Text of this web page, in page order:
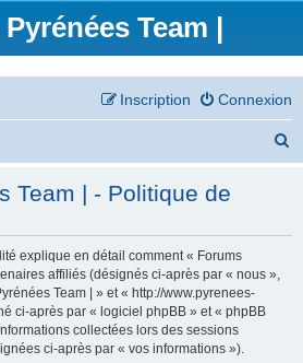
Team |
Connexion
Inscription
h
Team | - Politique de
explique en détail comment « Forums
affiliés (désignés ci-après par « nous »,
Team | » et « http://www.pyrenees-
ci-après par « logiciel phpBB » et « phpBB
collectées lors des sessions
ci-après par « vos informations »).